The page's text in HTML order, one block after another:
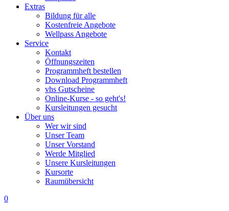
Extras
Bildung für alle
Kostenfreie Angebote
Wellpass Angebote
Service
Kontakt
Öffnungszeiten
Programmheft bestellen
Download Programmheft
vhs Gutscheine
Online-Kurse - so geht's!
Kursleitungen gesucht
Über uns
Wer wir sind
Unser Team
Unser Vorstand
Werde Mitglied
Unsere Kursleitungen
Kursorte
Raumübersicht
0